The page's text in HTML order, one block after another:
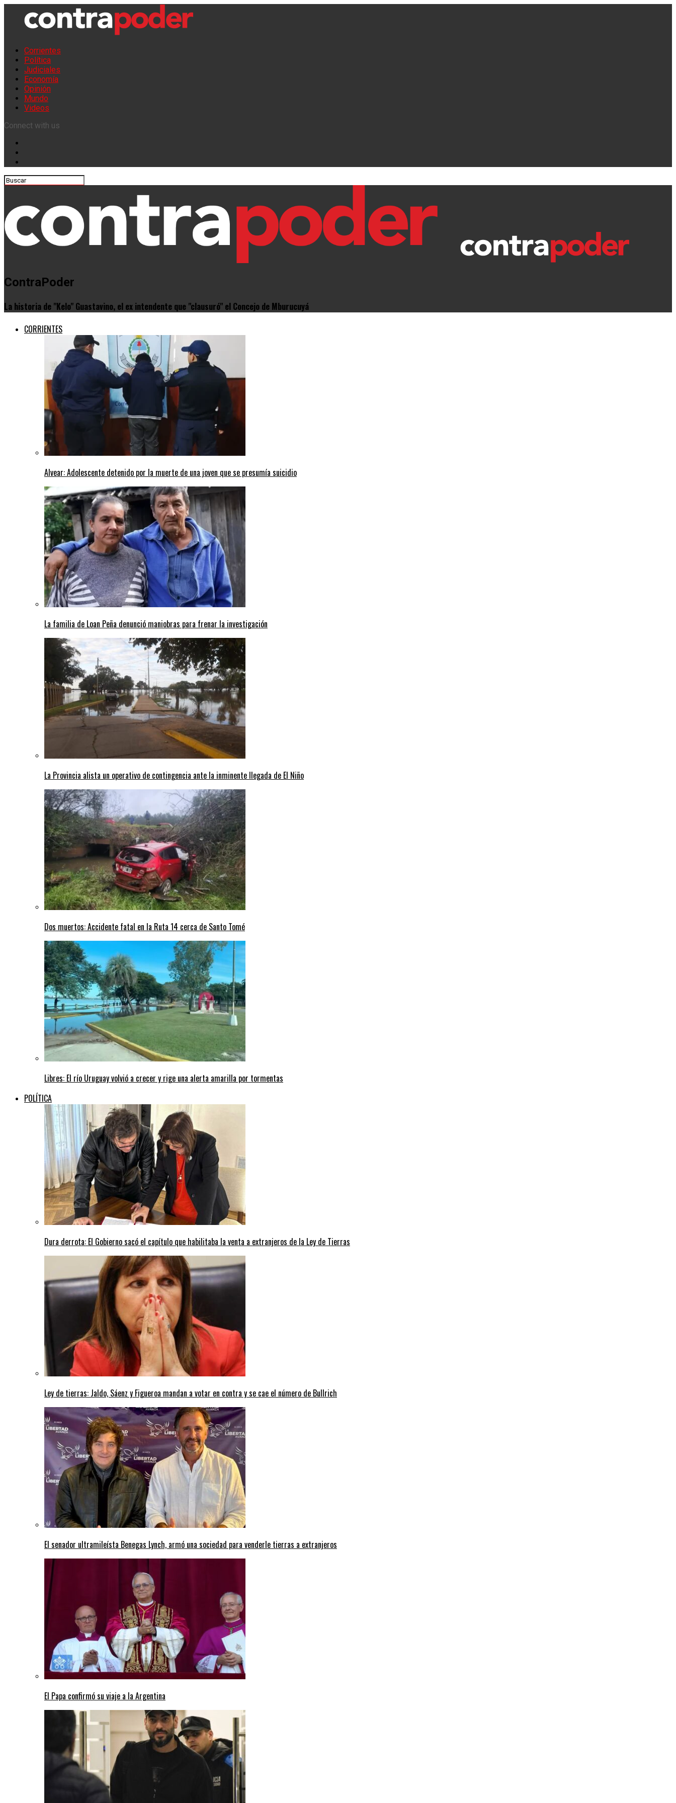
Corrientes
Política
Judiciales
Economía
Opinión
Mundo
Videos
Connect with us
ContraPoder
La historia de "Kelo" Guastavino, el ex intendente que "clausuró" el Concejo de Mburucuyá
CORRIENTES
Alvear: Adolescente detenido por la muerte de una joven que se presumía suicidio
La familia de Loan Peña denunció maniobras para frenar la investigación
La Provincia alista un operativo de contingencia ante la inminente llegada de El Niño
Dos muertos: Accidente fatal en la Ruta 14 cerca de Santo Tomé
Libres: El río Uruguay volvió a crecer y rige una alerta amarilla por tormentas
POLÍTICA
Dura derrota: El Gobierno sacó el capítulo que habilitaba la venta a extranjeros de la Ley de Tierras
Ley de tierras: Jaldo, Sáenz y Figueroa mandan a votar en contra y se cae el número de Bullrich
El senador ultramileísta Benegas Lynch, armó una sociedad para venderle tierras a extranjeros
El Papa confirmó su viaje a la Argentina